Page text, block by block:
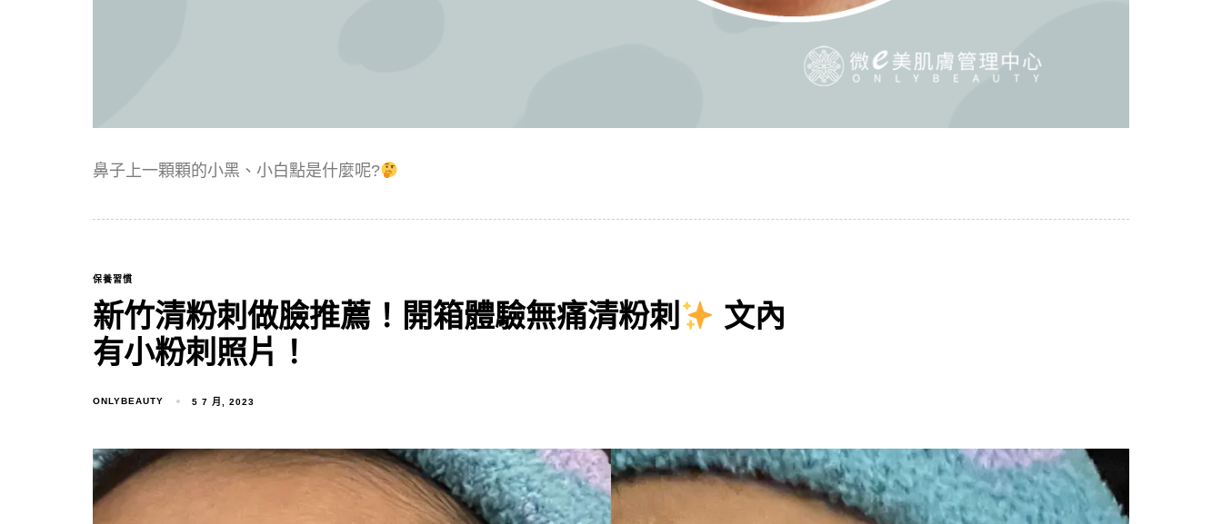
鼻子上一顆顆的小黑、小白點是什麼呢?
保養習慣
新竹清粉刺做臉推薦！開箱體驗無痛清粉刺
文內
有小粉刺照片！
ONLYBEAUTY 5 7 月, 2023